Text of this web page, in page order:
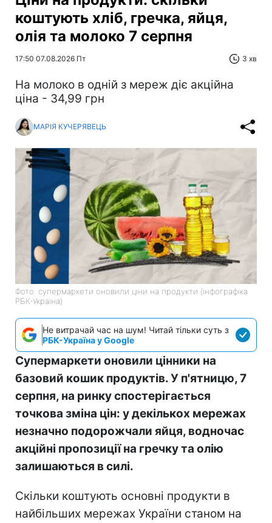
коштують хліб, гречка, яйця,
олія та молоко 7 серпня
17:50 07.08.2026 Пт 3 хв
На молоко в одній з мереж діє акційна
ціна - 34,99 грн
МАРІЯ КУЧЕРЯВЕЦЬ
Фото: супермаркети оновили ціни на продукти (інфографіка
РБК-Україна)
Не витрачай час на шум! Читай тільки суть з
РБК-Україна у Google
Супермаркети оновили цінники на
базовий кошик продуктів. У п'ятницю, 7
серпня, на ринку спостерігається
точкова зміна цін: у декількох мережах
незначно подорожчали яйця, водночас
акційні пропозиції на гречку та олію
залишаються в силі.
Скільки коштують основні продукти в
найбільших мережах України станом на